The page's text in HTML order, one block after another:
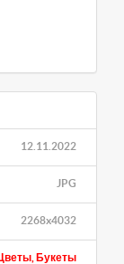
12.11.2022
JPG
2268x4032
Букеты